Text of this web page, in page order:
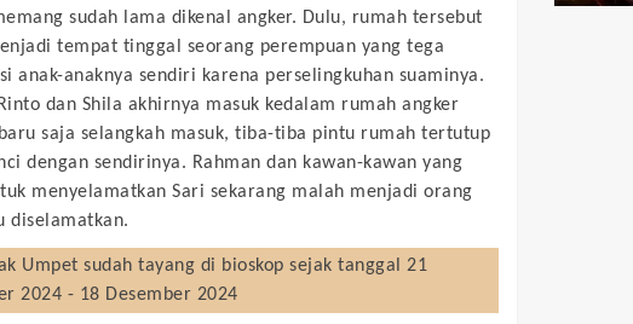
sudah lama dikenal angker. Dulu, rumah tersebut
tempat tinggal seorang perempuan yang tega
anak-anaknya sendiri karena perselingkuhan suaminya.
dan Shila akhirnya masuk kedalam rumah angker
saja selangkah masuk, tiba-tiba pintu rumah tertutup
dengan sendirinya. Rahman dan kawan-kawan yang
menyelamatkan Sari sekarang malah menjadi orang
diselamatkan.
Umpet sudah tayang di bioskop sejak tanggal 21
2024 - 18 Desember 2024